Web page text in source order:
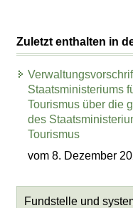
Zuletzt enthalten in
Staatsministeriums
Tourismus über die
des
Tourismus
vom 8. Dezember
Fundstelle und